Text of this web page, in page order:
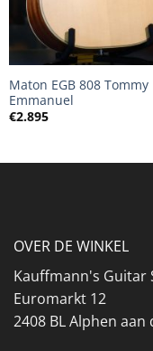
Maton EGB 808 Tommy
Emmanuel
€2.895
OVER DE WINKEL
Kauffmann's Guitar
Euromarkt 12
2408 BL Alphen aan